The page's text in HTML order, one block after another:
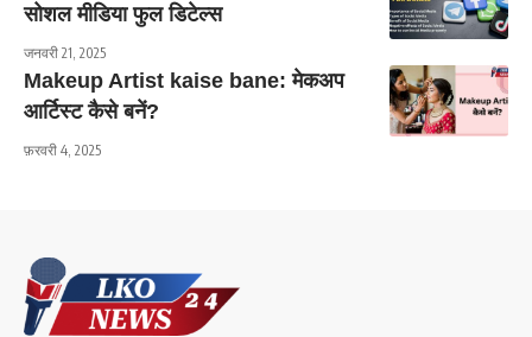
सोशल मीडिया फुल डिटेल्स
जनवरी 21, 2025
Makeup Artist kaise bane: मेकअप
आर्टिस्ट कैसे बनें?
फ़रवरी 4, 2025